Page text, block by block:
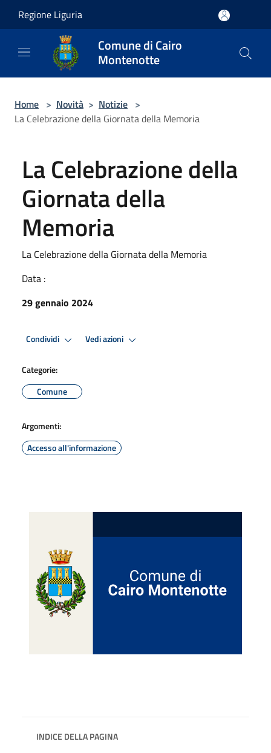
Regione Liguria
Comune di Cairo
Montenotte
Home > Novità > Notizie >
La Celebrazione della Giornata della Memoria
La Celebrazione della
Giornata della
Memoria
La Celebrazione della Giornata della Memoria
Data :
29 gennaio 2024
Condividi Vedi azioni
Categorie:
Comune
Argomenti:
Accesso all'informazione
INDICE DELLA PAGINA